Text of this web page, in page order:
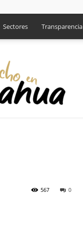
Sectores Transparencia
0
567